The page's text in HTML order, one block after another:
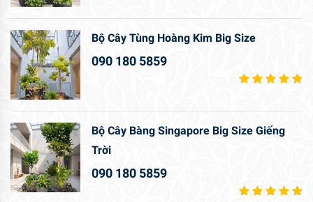
Bộ Cây Tùng Hoàng Kim Big Size
090 180 5859
Bộ Cây Bàng Singapore Big Size Giếng
Trời
090 180 5859